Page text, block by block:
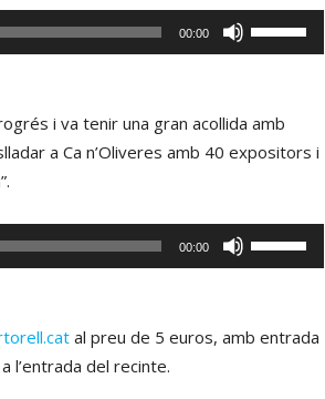
amunt/cap
avall
o
disminuir
00:00
servir
amunt/cap
avall
o
i va tenir una gran acollida amb
a Ca n’Oliveres amb 40 expositors i
00:00
servir
al preu de 5 euros, amb entrada
l’entrada del recinte.